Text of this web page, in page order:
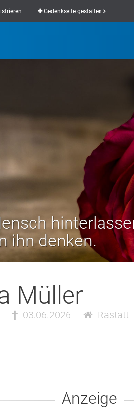
Gedenkseite gestalten
ihn denken.
Müller
03.06.2026 Rastatt
Anzeige